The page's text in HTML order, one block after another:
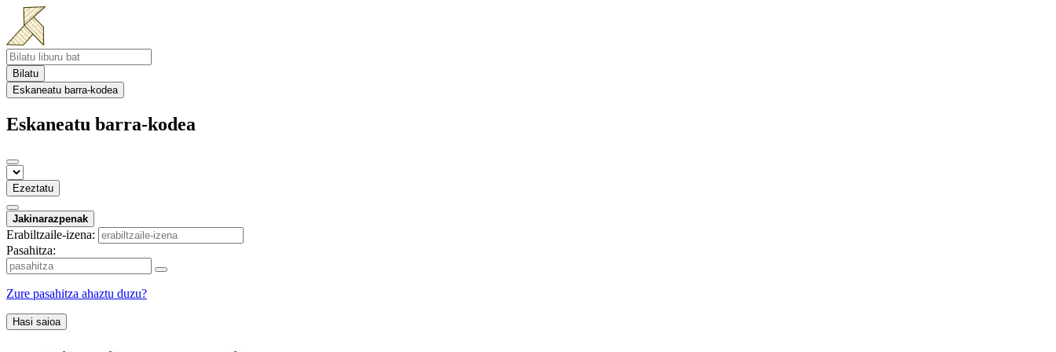
Bilatu
Eskaneatu barra-kodea
Eskaneatu barra-kodea
Ezeztatu
Jakinarazpenak
Erabiltzaile-izena:
Pasahitza:
Zure pasahitza ahaztu duzu?
Hasi saioa